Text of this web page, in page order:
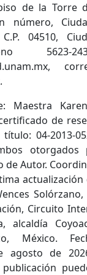
de la Torre
número,
04510,
5623-
Maestra
de
04-2013-
de Autor.
Circuito
alcaldía
México.
agosto de